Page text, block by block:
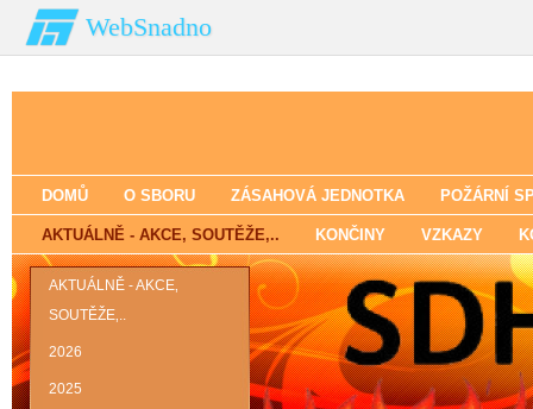
WebSnadno
DOMŮ O SBORU ZÁSAHOVÁ JEDNOTKA POŽÁRNÍ
AKTUÁLNĚ - AKCE‚ SOUTĚŽE‚.. KONČINY VZKAZY
AKTUÁLNĚ - AKCE‚
SOUTĚŽE‚..
2026
2025